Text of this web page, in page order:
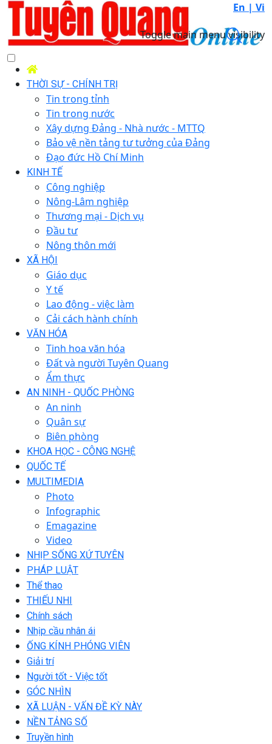
En | Vi
Toggle main menu visibility
THỜI SỰ - CHÍNH TRỊ
Tin trong tỉnh
Tin trong nước
Xây dựng Đảng - Nhà nước - MTTQ
Bảo vệ nền tảng tư tưởng của Đảng
Đạo đức Hồ Chí Minh
KINH TẾ
Công nghiệp
Nông-Lâm nghiệp
Thương mại - Dịch vụ
Đầu tư
Nông thôn mới
XÃ HỘI
Giáo dục
Y tế
Lao động - việc làm
Cải cách hành chính
VĂN HÓA
Tinh hoa văn hóa
Đất và người Tuyên Quang
Ẩm thực
AN NINH - QUỐC PHÒNG
An ninh
Quân sự
Biên phòng
KHOA HỌC - CÔNG NGHỆ
QUỐC TẾ
MULTIMEDIA
Photo
Infographic
Emagazine
Video
NHỊP SỐNG XỨ TUYÊN
PHÁP LUẬT
Thể thao
THIẾU NHI
Chính sách
Nhịp cầu nhân ái
ỐNG KÍNH PHÓNG VIÊN
Giải trí
Người tốt - Việc tốt
GÓC NHÌN
XÃ LUẬN - VẤN ĐỀ KỲ NÀY
NỀN TẢNG SỐ
Truyền hình